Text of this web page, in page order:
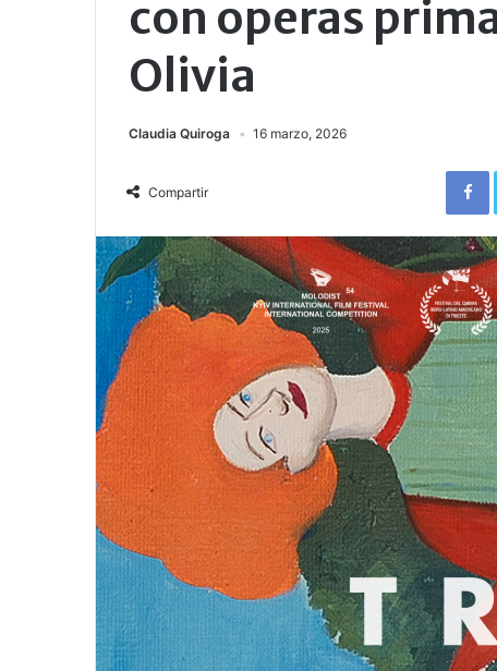
con operas
Olivia
Claudia Quiroga 16 marzo, 2026
Compartir